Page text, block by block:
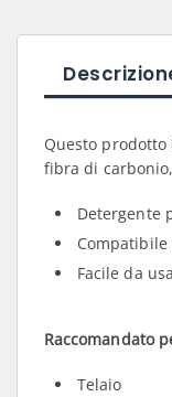
Questo
fibra di
Detergente
Facile da
Raccomandato
Telaio